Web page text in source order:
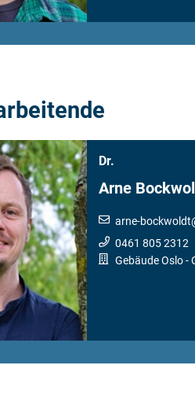
Dr.
Arne
arne-bockwoldt
0461 805 2312
Gebäude Oslo-